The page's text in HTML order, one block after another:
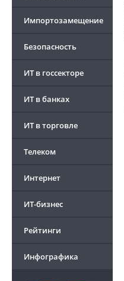
Импортозамещение
Безопасность
ИТ в госсекторе
ИТ в банках
ИТ в торговле
Телеком
Интернет
ИТ-бизнес
Рейтинги
Инфографика